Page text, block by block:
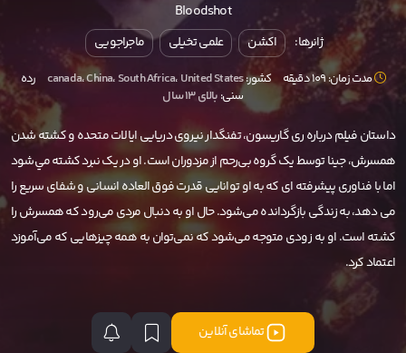
Bloodshot
ژانرها: اکشن علمی تخیلی ماجراجویی
مدت زمان: 109 دقیقه کشور: canada،China، South Africa، United States
رده
سنی: بالای ۱۳ سال
داستان فيلم درباره ری گاریسون، تفنگدار نیروی دریایی ایالات متحده و کشته شدن
همسرش، جینا توسط یک گروه بی‌رحم از مزدوران است. او در يک نبرد کشته مي‌شود
اما با فناوری پیشرفته ای که به او توانایی قدرت فوق العاده انسانی و شفای سریع را
می دهد، به زندگی بازگردانده می‌شود. حال او به دنبال مردی می‌رود که همسرش را
کشته است. او به زودی متوجه می‌شود که نمی‌توان به همه چیزهایی که می‌آموزد
اعتماد کرد.
تماشای آنلاین